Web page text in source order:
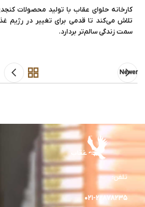
کارخانه حلوای عقاب با تولید محصولات
تلاش می‌کند تا قدمی برای تغییر در رژیم
سمت زندگی سالم‌تر بردارد.
Newer
تلفن:
۰۲۱-۲۲۸۷۸۲٣۵